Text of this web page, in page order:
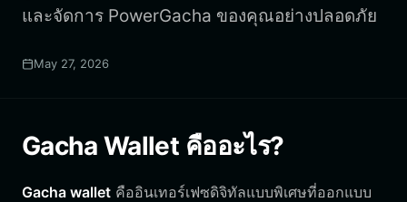
และจัดการ PowerGacha ของคุณอย่างปลอดภัย
May 27, 2026
Gacha Wallet คืออะไร?
Gacha wallet คืออินเทอร์เฟซดิจิทัลแบบพิเศษที่ออกแบบ